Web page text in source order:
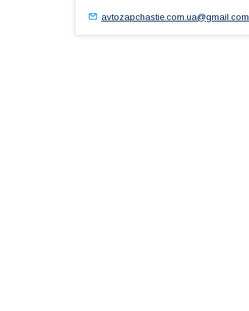
avtozapchastie.com.ua@gmail.com